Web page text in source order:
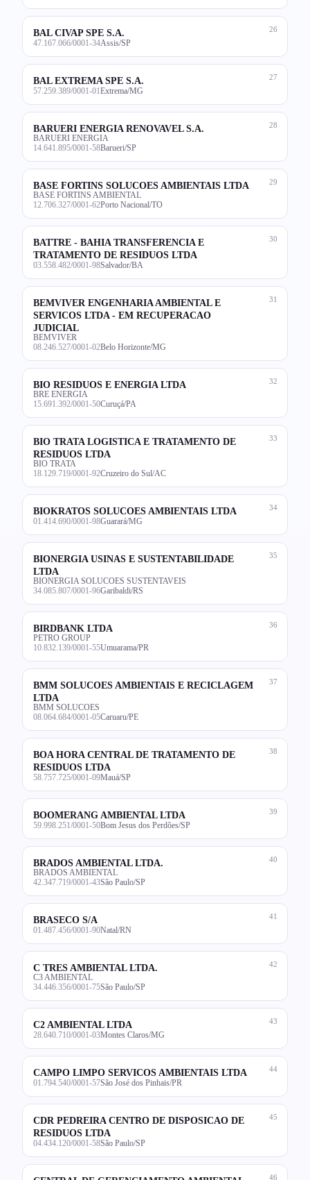
26
BAL CIVAP SPE S.A.
47.167.066/0001-34Assis/SP
27
BAL EXTREMA SPE S.A.
57.259.389/0001-01 Extrema/MG
28
BARUERI ENERGIA RENOVAVEL S.A.
BARUERI ENERGIA
14.641.895/0001-58Barueri/SP
29
BASE FORTINS SOLUCOES AMBIENTAIS LTDA
BASE FORTINS AMBIENTAL
12.706.327/0001-62Porto Nacional/TO
30
BATTRE - BAHIA TRANSFERENCIA E
TRATAMENTO DE RESIDUOS LTDA
03.558.482/0001-98Salvador/BA
31
BEMVIVER ENGENHARIA AMBIENTAL E
SERVICOS LTDA - EM RECUPERACAO
JUDICIAL
BEMVIVER
08.246.527/0001-02Belo Horizonte/MG
32
BIO RESIDUOS E ENERGIA LTDA
BRE ENERGIA
15.691.392/0001-50Curuçá/PA
33
BIO TRATA LOGISTICA E TRATAMENTO DE
RESIDUOS LTDA
BIO TRATA
18.129.719/0001-92Cruzeiro do Sul/AC
34
BIOKRATOS SOLUCOES AMBIENTAIS LTDA
01.414.690/0001-98Guarará/MG
35
BIONERGIA USINAS E SUSTENTABILIDADE
LTDA
BIONERGIA SOLUCOES SUSTENTAVEIS
34.085.807/0001-96Garibaldi/RS
36
BIRDBANK LTDA
PETRO GROUP
10.832.139/0001-55Umuarama/PR
37
BMM SOLUCOES AMBIENTAIS E RECICLAGEM
LTDA
BMM SOLUCOES
08.064.684/0001-05Caruaru/PE
38
BOA HORA CENTRAL DE TRATAMENTO DE
RESIDUOS LTDA
58.757.725/0001-09Mauá/SP
39
BOOMERANG AMBIENTAL LTDA
59.998.251/0001-50Bom Jesus dos Perdões/SP
40
BRADOS AMBIENTAL LTDA.
BRADOS AMBIENTAL
42.347.719/0001-43São Paulo/SP
41
BRASECO S/A
01.487.456/0001-90Natal/RN
42
C TRES AMBIENTAL LTDA.
C3 AMBIENTAL
34.446.356/0001-75São Paulo/SP
43
C2 AMBIENTAL LTDA
28.640.710/0001-03Montes Claros/MG
44
CAMPO LIMPO SERVICOS AMBIENTAIS LTDA
01.794.540/0001-57São José dos Pinhais/PR
45
CDR PEDREIRA CENTRO DE DISPOSICAO DE
RESIDUOS LTDA
04.434.120/0001-58São Paulo/SP
46